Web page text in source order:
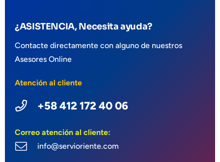
¿ASISTENCIA, Necesita ayuda?
Contacte directamente con alguno de nuestros
Asesores Online
Atención al cliente
+58 412 172 40 06
Correo atención al cliente:
info@servioriente.com